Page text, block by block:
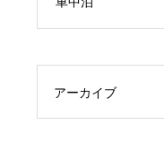
アーカイブ